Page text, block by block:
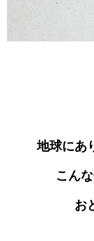
地球にあ
こん
お